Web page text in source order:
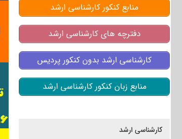
منابع کنکور کارشناسی ارشد
دفترچه های کارشناسی ارشد
کارشناسی ارشد بدون کنکور پردیس
منابع زبان کنکور کارشناسی ارشد
کارشناسی ارشد